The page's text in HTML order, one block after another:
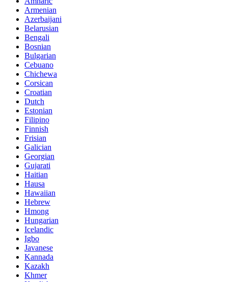
Armenian
Azerbaijani
Belarusian
Bengali
Bosnian
Bulgarian
Cebuano
Chichewa
Corsican
Croatian
Dutch
Estonian
Filipino
Finnish
Frisian
Galician
Georgian
Gujarati
Haitian
Hausa
Hawaiian
Hebrew
Hmong
Hungarian
Icelandic
Igbo
Javanese
Kannada
Kazakh
Khmer